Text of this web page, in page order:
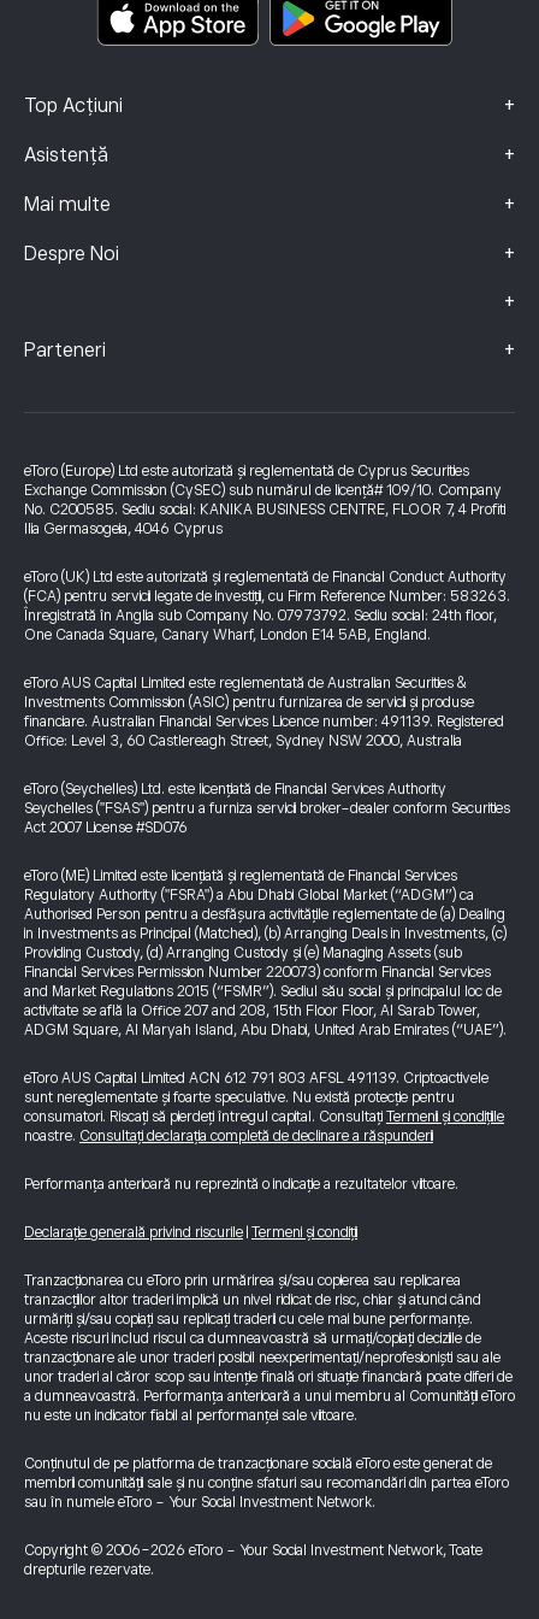
Top Acțiuni +
Asistență +
Mai multe +
Despre Noi +
+
Date Despre Reclamații (clienți FCA)
Parteneri +
eToro (Europe) Ltd este autorizată și reglementată de Cyprus Securities
Exchange Commission (CySEC) sub numărul de licență# 109/10. Company
No. C200585. Sediu social: KANIKA BUSINESS CENTRE, FLOOR 7, 4 Profiti
Ilia Germasogeia, 4046 Cyprus
eToro (UK) Ltd este autorizată și reglementată de Financial Conduct Authority
(FCA) pentru servicii legate de investiții, cu Firm Reference Number: 583263.
Înregistrată în Anglia sub Company No. 07973792. Sediu social: 24th floor,
One Canada Square, Canary Wharf, London E14 5AB, England.
eToro AUS Capital Limited este reglementată de Australian Securities &
Investments Commission (ASIC) pentru furnizarea de servicii și produse
financiare. Australian Financial Services Licence number: 491139. Registered
Office: Level 3, 60 Castlereagh Street, Sydney NSW 2000, Australia
eToro (Seychelles) Ltd. este licențiată de Financial Services Authority
Seychelles ("FSAS") pentru a furniza servicii broker-dealer conform Securities
Act 2007 License #SD076
eToro (ME) Limited este licențiată și reglementată de Financial Services
Regulatory Authority ("FSRA") a Abu Dhabi Global Market (“ADGM”) ca
Authorised Person pentru a desfășura activitățile reglementate de (a) Dealing
in Investments as Principal (Matched), (b) Arranging Deals in Investments, (c)
Providing Custody, (d) Arranging Custody și (e) Managing Assets (sub
Financial Services Permission Number 220073) conform Financial Services
and Market Regulations 2015 (“FSMR”). Sediul său social și principalul loc de
activitate se află la Office 207 and 208, 15th Floor Floor, Al Sarab Tower,
ADGM Square, Al Maryah Island, Abu Dhabi, United Arab Emirates (“UAE”).
eToro AUS Capital Limited ACN 612 791 803 AFSL 491139. Criptoactivele
sunt nereglementate și foarte speculative. Nu există protecție pentru
consumatori. Riscați să pierdeți întregul capital. Consultați Termenii și condițiile
noastre. Consultați declarația completă de declinare a răspunderii
Performanța anterioară nu reprezintă o indicație a rezultatelor viitoare.
Declarație generală privind riscurile Termeni și condiții
Tranzacționarea cu eToro prin urmărirea și/sau copierea sau replicarea
tranzacțiilor altor traderi implică un nivel ridicat de risc, chiar și atunci când
urmăriți și/sau copiați sau replicați traderii cu cele mai bune performanțe.
Aceste riscuri includ riscul ca dumneavoastră să urmați/copiați deciziile de
tranzacționare ale unor traderi posibil neexperimentați/neprofesioniști sau ale
unor traderi al căror scop sau intenție finală ori situație financiară poate diferi de
a dumneavoastră. Performanța anterioară a unui membru al Comunității eToro
nu este un indicator fiabil al performanței sale viitoare.
Conținutul de pe platforma de tranzacționare socială eToro este generat de
membrii comunității sale și nu conține sfaturi sau recomandări din partea eToro
sau în numele eToro - Your Social Investment Network.
Copyright © 2006-2026 eToro - Your Social Investment Network, Toate
drepturile rezervate.